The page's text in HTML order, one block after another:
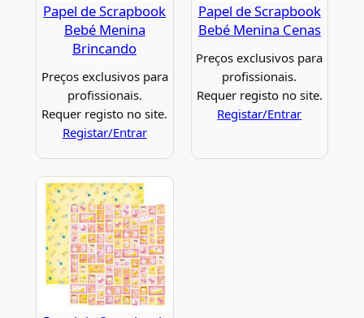
Papel de Scrapbook
Bebé Menina
Brincando
Preços exclusivos para
profissionais.
Requer registo no site.
Registar/Entrar
Papel de Scrapbook
Bebé Menina Cenas
Preços exclusivos para
profissionais.
Requer registo no site.
Registar/Entrar